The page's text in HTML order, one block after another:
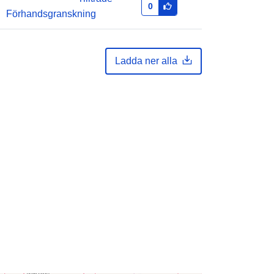
Förhandsgranskning
0
Ladda ner alla
51.51 ], [ 6.41, 49.49 ], [ 2.54, 49.49 ],
[ 2.54, 51.51 ] ]
c971678f4727aa69dbe5683d0006ef